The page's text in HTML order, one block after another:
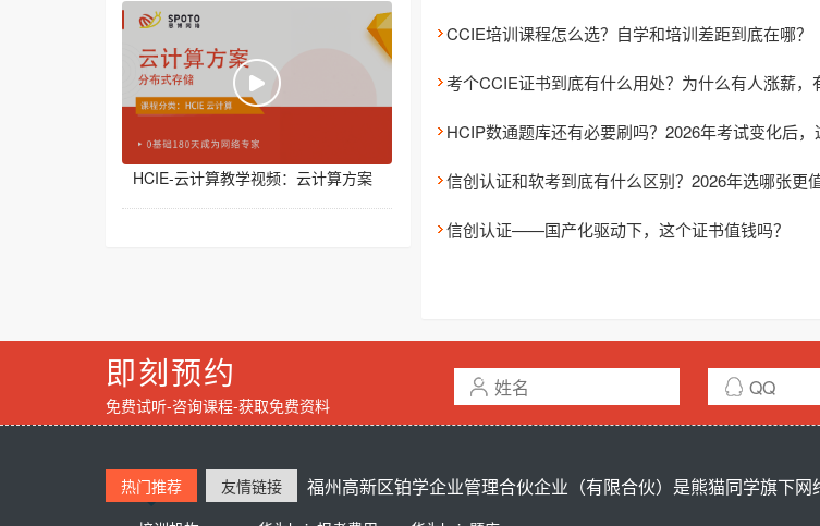
HCIE-云计算教学视频：云计算方案
CCIE培训课程怎么选？自学和培训差距到底在哪？
信创认证和软考到底有什么区别？2026年选哪张更值
信创认证——国产化驱动下，这个证书值钱吗？
即刻预约
免费试听-咨询课程-获取免费资料
福州高新区铂学企业管理合伙企业（有限合伙）是熊猫同学旗下
热门推荐
友情链接